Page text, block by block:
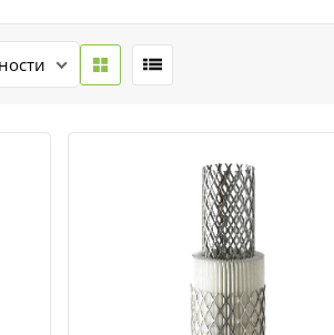
Быстрый просмотрДобавить к сравнению